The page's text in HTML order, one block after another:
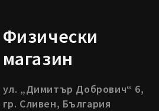
Физически
магазин
ул. „Димитър Добрович“ 6,
гр. Сливен, България